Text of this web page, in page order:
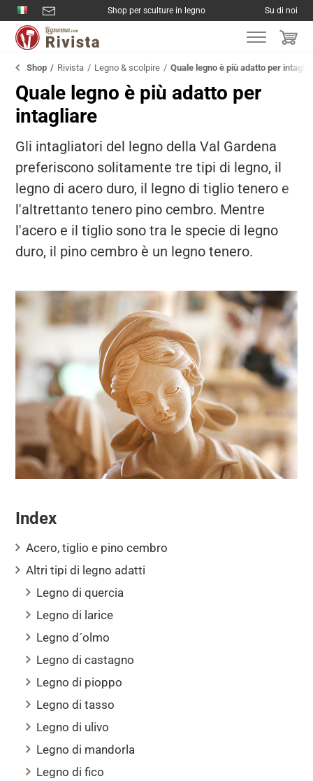
Shop per sculture in legno Su di noi
Shop Rivista Legno & scolpire Quale legno è più adatto per
Quale legno è più adatto per
intagliare
Gli intagliatori del legno della Val Gardena
preferiscono solitamente tre tipi di legno, il
legno di acero duro, il legno di tiglio tenero e
l'altrettanto tenero pino cembro. Mentre
l'acero e il tiglio sono tra le specie di legno
duro, il pino cembro è un legno tenero.
Index
Acero, tiglio e pino cembro
Altri tipi di legno adatti
Legno di quercia
Legno di larice
Legno d´olmo
Legno di castagno
Legno di pioppo
Legno di tasso
Legno di ulivo
Legno di mandorla
Legno di fico